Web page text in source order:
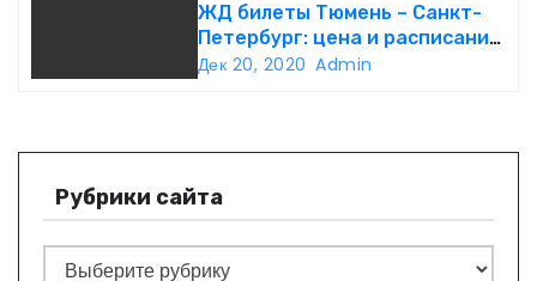
с
я
м
ЖД билеты Тюмень – Санкт-
Петербург: цена и расписание
— купить онлайн билет на
Дек 20, 2020 Admin
Рубрики сайта